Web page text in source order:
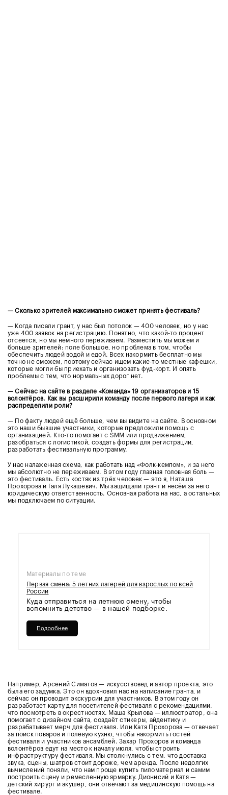
— Сколько зрителей максимально сможет принять фестиваль?
— Когда писали грант, у нас был потолок — 400 человек, но у нас
уже 400 заявок на регистрацию. Понятно, что какой-то процент
отсеется, но мы немного переживаем. Разместить мы можем и
больше зрителей: поле большое, но проблема в том, чтобы
обеспечить людей водой и едой. Всех накормить бесплатно мы
точно не сможем, поэтому сейчас ищем какие-то местные кафешки,
которые могли бы приехать и организовать фуд-корт. И опять
проблемы с тем, что нормальных дорог нет.
— Сейчас на сайте в разделе «Команда» 19 организаторов и 15
волонтёров. Как вы расширили команду после первого лагеря и как
распределили роли?
— По факту людей ещё больше, чем вы видите на сайте. В основном
это наши бывшие участники, которые предложили помощь с
организацией. Кто-то помогает с SMM или продвижением,
разобраться с логистикой, создать формы для регистрации,
разработать фестивальную программу.
У нас налаженная схема, как работать над «Фолк-кемпом», и за него
мы абсолютно не переживаем. В этом году главная головная боль —
это фестиваль. Есть костяк из трёх человек — это я, Наташа
Прохорова и Галя Лукашевич. Мы защищали грант и несём за него
юридическую ответственность. Основная работа на нас, а остальных
мы подключаем по ситуации.
Материалы по теме
Первая смена: 5 летних лагерей для взрослых по всей
России
Куда отправиться на летнюю смену, чтобы
вспомнить детство — в нашей подборке.
Подробнее
Например, Арсений Симатов — искусствовед и автор проекта, это
была его задумка. Это он вдохновил нас на написание гранта, и
сейчас он проводит экскурсии для участников. В этом году он
разработает карту для посетителей фестиваля с рекомендациями,
что посмотреть в окрестностях. Маша Крылова — иллюстратор, она
помогает с дизайном сайта, создаёт стикеры, айдентику и
разрабатывает мерч для фестиваля. Или Катя Прохорова — отвечает
за поиск поваров и полевую кухню, чтобы накормить гостей
фестиваля и участников ансамблей. Захар Прохоров и команда
волонтёров едут на место к началу июля, чтобы строить
инфраструктуру фестиваля. Мы столкнулись с тем, что доставка
звука, сцены, шатров стоит дороже, чем аренда. После недолгих
вычислений поняли, что нам проще купить пиломатериал и самим
построить сцену и ремесленную ярмарку. Дионисий и Катя —
детский хирург и акушер, они отвечают за медицинскую помощь на
фестивале.